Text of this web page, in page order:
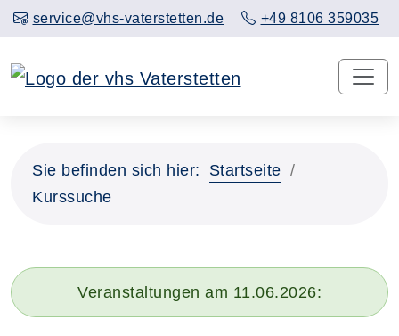
service@vhs-vaterstetten.de +49 8106 359035
Sie befinden sich hier:
Startseite
Kurssuche
Veranstaltungen am 11.06.2026: